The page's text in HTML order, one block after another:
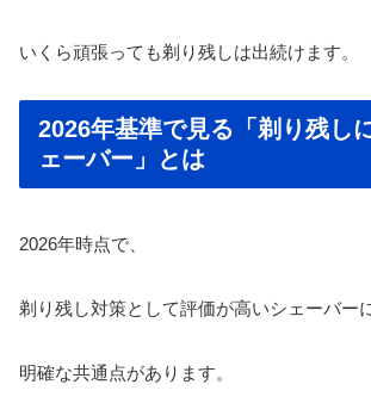
いくら頑張っても剃り残しは出続けます。
2026年基準で見る「剃り残し
ェーバー」とは
2026年時点で、
剃り残し対策として評価が高いシェーバー
明確な共通点があります。